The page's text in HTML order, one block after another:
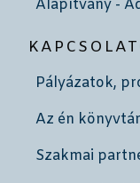
Alapítvány -
Pályázatok,
Az én
Szakmai